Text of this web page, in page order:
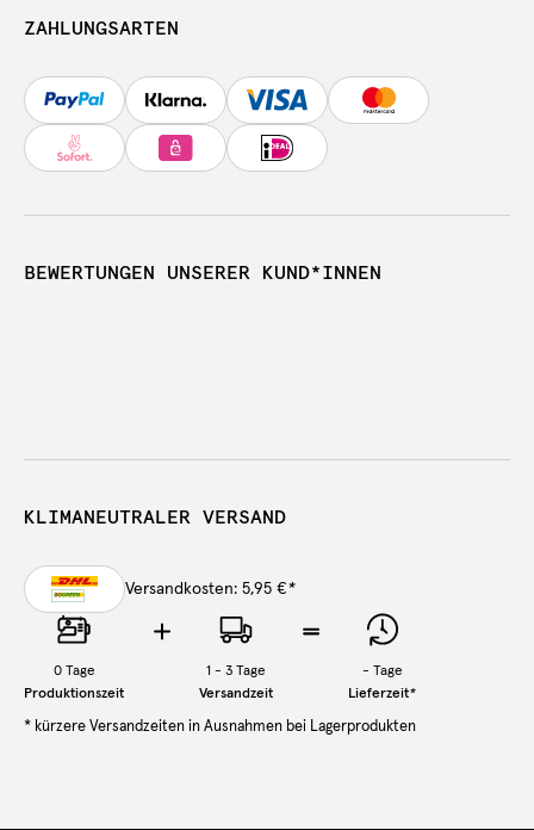
ZAHLUNGSARTEN
BEWERTUNGEN UNSERER KUND*INNEN
KLIMANEUTRALER VERSAND
Versandkosten: 5,95 €*
0Tage
Produktionszeit
1 - 3 Tage
Versandzeit
- Tage
Lieferzeit*
* kürzere Versandzeiten in Ausnahmen bei Lagerprodukten